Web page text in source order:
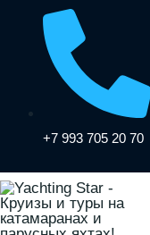
Перейти
содержимому
+7 993 705 20 70